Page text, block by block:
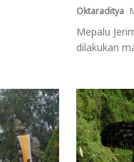
Oktaraditya
Mepalu
dilakukan